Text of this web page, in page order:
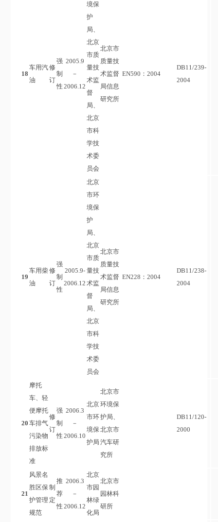
18
车用汽
油
修
订
强
制
性
2005.9
－
2006.12
境保
护
局、
北京
市质
量技
术监
督
局、
北京
市科
学技
术委
员会
北京市
质量技
术监督
局信息
研究所
EN590：2004
DB11/239-
2004
19
车用柴
油
修
订
强
制
性
2005.9-
2006.12
北京
市环
境保
护
局、
北京
市质
量技
术监
督
局、
北京
市科
学技
术委
员会
北京市
质量技
术监督
局信息
研究所
EN228：2004
DB11/238-
2004
20
摩托
车、轻
便摩托
车排气
污染物
排放标
准
修
订
强
制
性
2006.3
－
2006.10
北京
市环
境保
护局
北京市
环境保
护局、
北京市
汽车研
究所
DB11/120-
2000
21
风景名
胜区保
护管理
规范
制
定
推
荐
性
2006.3
－
2006.12
北京
市园
林绿
化局
北京市
园林科
研所